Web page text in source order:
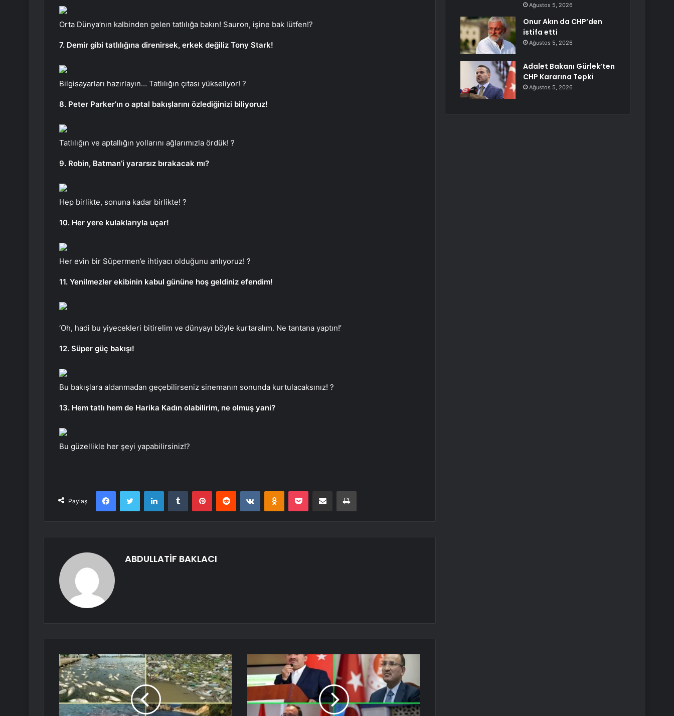
Orta Dünya’nın kalbinden gelen tatlılığa bakın! Sauron, işine bak lütfen!?
7. Demir gibi tatlılığına direnirsek, erkek değiliz Tony Stark!
Bilgisayarları hazırlayın… Tatlılığın çıtası yükseliyor! ?
8. Peter Parker’ın o aptal bakışlarını özlediğinizi biliyoruz!
Tatlılığın ve aptallığın yollarını ağlarımızla ördük! ?
9. Robin, Batman’i yararsız bırakacak mı?
Hep birlikte, sonuna kadar birlikte! ?
10. Her yere kulaklarıyla uçar!
Her evin bir Süpermen’e ihtiyacı olduğunu anlıyoruz! ?
11. Yenilmezler ekibinin kabul gününe hoş geldiniz efendim!
‘Oh, hadi bu yiyecekleri bitirelim ve dünyayı böyle kurtaralım. Ne tantana yaptın!’
12. Süper güç bakışı!
Bu bakışlara aldanmadan geçebilirseniz sinemanın sonunda kurtulacaksınız! ?
13. Hem tatlı hem de Harika Kadın olabilirim, ne olmuş yani?
Bu güzellikle her şeyi yapabilirsiniz!?
Paylaş
FacebookTwitter LinkedInTumblr PinterestReddit VKontakteOdnoklassniki
Pocket E-Posta ile paylaş Yazdır
ABDULLATİF BAKLACI
Ağustos 5, 2026
Onur Akın da CHP’den
istifa etti
Ağustos 5, 2026
Adalet Bakanı Gürlek’ten
CHP Kararına Tepki
Ağustos 5, 2026